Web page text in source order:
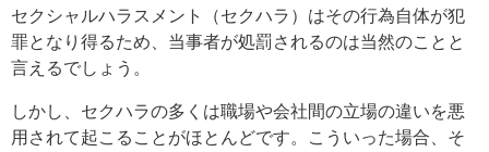
セクシャルハラスメント（セクハラ）はその行為自体が犯
罪となり得るため、当事者が処罰されるのは当然のことと
言えるでしょう。
しかし、セクハラの多くは職場や会社間の立場の違いを悪
用されて起こることがほとんどです。こういった場合、そ